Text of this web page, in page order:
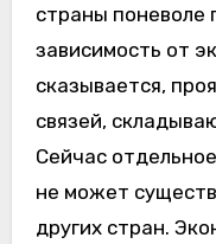
страны
зависимость от
сказывается,
связей,
Сейчас
не может
других стран.